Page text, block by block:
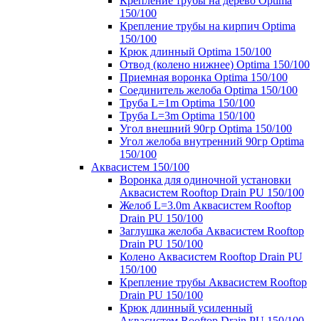
150/100
Крепление трубы на кирпич Optima
150/100
Крюк длинный Optima 150/100
Отвод (колено нижнее) Optima 150/100
Приемная воронка Optima 150/100
Соединитель желоба Optima 150/100
Труба L=1m Optima 150/100
Труба L=3m Optima 150/100
Угол внешний 90гр Optima 150/100
Угол желоба внутренний 90гр Optima
150/100
Аквасистем 150/100
Воронка для одиночной установки
Аквасистем Rooftop Drain PU 150/100
Желоб L=3.0m Аквасистем Rooftop
Drain PU 150/100
Заглушка желоба Аквасистем Rooftop
Drain PU 150/100
Колено Аквасистем Rooftop Drain PU
150/100
Крепление трубы Аквасистем Rooftop
Drain PU 150/100
Крюк длинный усиленный